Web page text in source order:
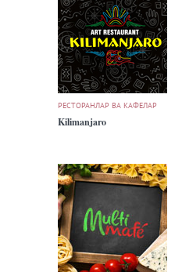
РЕСТОРАНЛАР ВА КАФЕЛАР
Kilimanjaro